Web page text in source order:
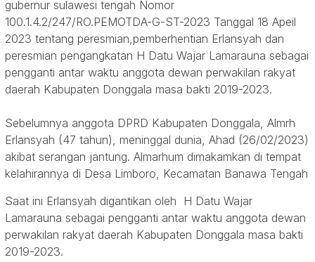
gubernur sulawesi tengah Nomor
100.1.4.2/247/RO.PEMOTDA-G-ST-2023 Tanggal 18 Apeil
2023 tentang peresmian,pemberhentian Erlansyah dan
peresmian pengangkatan H Datu Wajar Lamarauna sebagai
pengganti antar waktu anggota dewan perwakilan rakyat
daerah Kabupaten Donggala masa bakti 2019-2023.
Sebelumnya anggota DPRD Kabupaten Donggala, Almrh
Erlansyah (47 tahun), meninggal dunia, Ahad (26/02/2023)
akibat serangan jantung. Almarhum dimakamkan di tempat
kelahirannya di Desa Limboro, Kecamatan Banawa Tengah
Saat ini Erlansyah digantikan oleh H Datu Wajar
Lamarauna sebagai pengganti antar waktu anggota dewan
perwakilan rakyat daerah Kabupaten Donggala masa bakti
2019-2023.